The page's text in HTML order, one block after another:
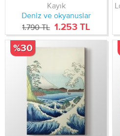
Kayık
Deniz ve okyanuslar
1.790 TL 1.253 TL
%30